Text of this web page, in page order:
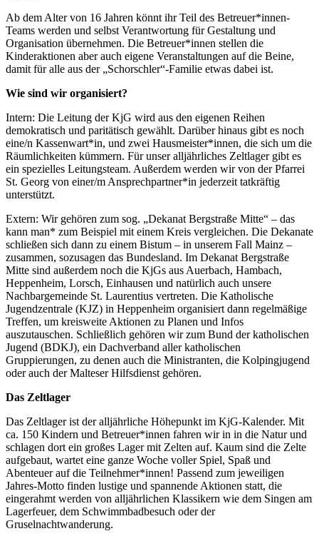
Ab dem Alter von 16 Jahren könnt ihr Teil des Betreuer*innen-
Teams werden und selbst Verantwortung für Gestaltung und
Organisation übernehmen. Die Betreuer*innen stellen die
Kinderaktionen aber auch eigene Veranstaltungen auf die Beine,
damit für alle aus der „Schorschler“-Familie etwas dabei ist.
Wie sind wir organisiert?
Intern: Die Leitung der KjG wird aus den eigenen Reihen
demokratisch und paritätisch gewählt. Darüber hinaus gibt es noch
eine/n Kassenwart*in, und zwei Hausmeister*innen, die sich um die
Räumlichkeiten kümmern. Für unser alljährliches Zeltlager gibt es
ein spezielles Leitungsteam. Außerdem werden wir von der Pfarrei
St. Georg von einer/m Ansprechpartner*in jederzeit tatkräftig
unterstützt.
Extern: Wir gehören zum sog. „Dekanat Bergstraße Mitte“ – das
kann man* zum Beispiel mit einem Kreis vergleichen. Die Dekanate
schließen sich dann zu einem Bistum – in unserem Fall Mainz –
zusammen, sozusagen das Bundesland. Im Dekanat Bergstraße
Mitte sind außerdem noch die KjGs aus Auerbach, Hambach,
Heppenheim, Lorsch, Einhausen und natürlich auch unsere
Nachbargemeinde St. Laurentius vertreten. Die Katholische
Jugendzentrale (KJZ) in Heppenheim organisiert dann regelmäßige
Treffen, um kreisweite Aktionen zu Planen und Infos
auszutauschen. Schließlich gehören wir zum Bund der katholischen
Jugend (BDKJ), ein Dachverband aller katholischen
Gruppierungen, zu denen auch die Ministranten, die Kolpingjugend
oder auch der Malteser Hilfsdienst gehören.
Das Zeltlager
Das Zeltlager ist der alljährliche Höhepunkt im KjG-Kalender. Mit
ca. 150 Kindern und Betreuer*innen fahren wir in in die Natur und
schlagen dort ein großes Lager mit Zelten auf. Kaum sind die Zelte
aufgebaut, wartet eine ganze Woche voller Spiel, Spaß und
Abenteuer auf die Teilnehmer*innen! Passend zum jeweiligen
Jahres-Motto finden lustige und spannende Aktionen statt, die
eingerahmt werden von alljährlichen Klassikern wie dem Singen am
Lagerfeuer, dem Schwimmbadbesuch oder der
Gruselnachtwanderung.